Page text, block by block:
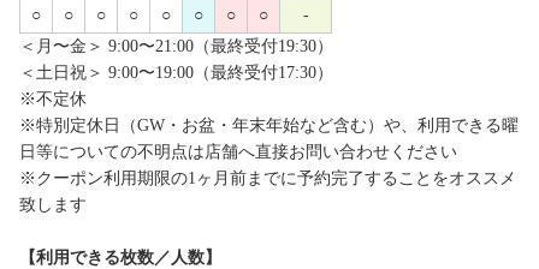
○ ○ ○ ○ ○ ○ ○ ○
-
＜月〜金＞ 9:00〜21:00（最終受付19:30）
＜土日祝＞ 9:00〜19:00（最終受付17:30）
※不定休
※特別定休日（GW・お盆・年末年始など含む）や、利用できる曜
日等についての不明点は店舗へ直接お問い合わせください
※クーポン利用期限の1ヶ月前までに予約完了することをオススメ
致します
【利用できる枚数／人数】